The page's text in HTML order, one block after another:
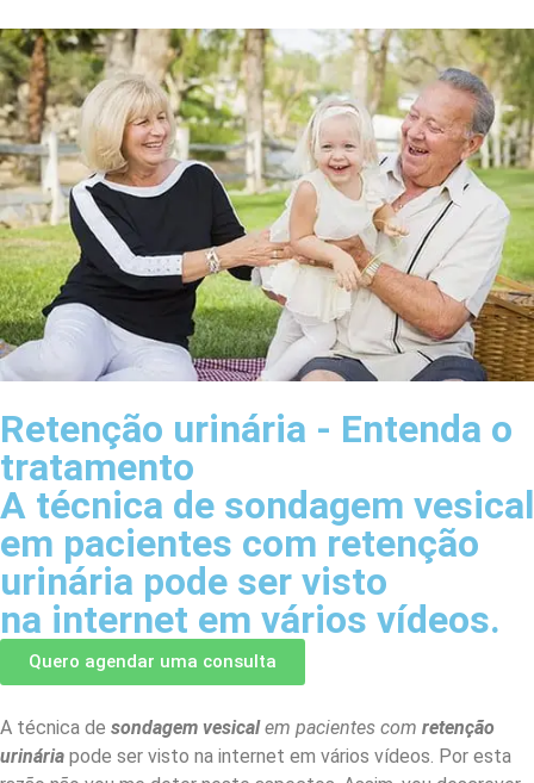
Retenção urinária - Entenda o
tratamento
A técnica de sondagem vesical
em pacientes com retenção
urinária pode ser visto
na internet em vários vídeos.
Quero agendar uma consulta
A técnica de sondagem vesicalem pacientes com retenção
urinária pode ser visto na internet em vários vídeos. Por esta